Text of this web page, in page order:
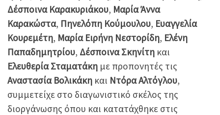
Δέσποινα Καρακυριάκου, Μαρία Άννα
Καρακώστα, Πηνελόπη Κούμουλου, Ευαγγελία
Κουρεμέτη, Μαρία Ειρήνη Νεστορίδη, Ελένη
Παπαδημητρίου, Δέσποινα Σκηνίτη και
Ελευθερία Σταματάκη με προπονητές τις
Αναστασία Βολικάκη και Ντόρα Αλτόγλου,
συμμετείχε στο διαγωνιστικό σκέλος της
διοργάνωσης όπου και κατατάχθηκε στις